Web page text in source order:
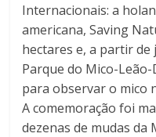
Internacionais: a
americana, Saving
hectares e, a partir
Parque do Mico-
para observar o mico
A comemoração foi
dezenas de mudas da